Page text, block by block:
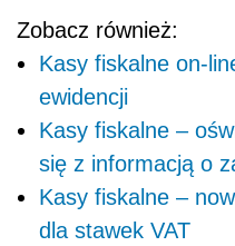
Zobacz również:
Kasy fiskalne on-
ewidencji
Kasy fiskalne –
się z informacją o
Kasy fiskalne –
dla stawek VAT